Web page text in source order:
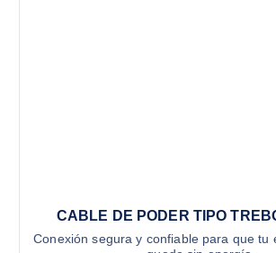
CABLE DE PODER TIPO
Conexión segura y confiable para que tu